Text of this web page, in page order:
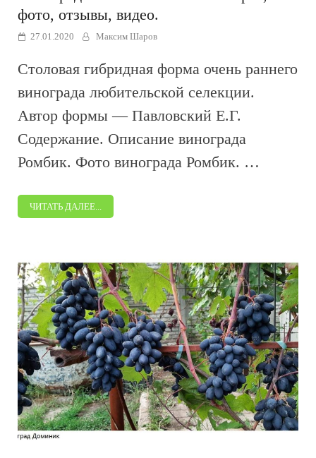
фото, отзывы, видео.
27.01.2020 Максим Шаров
Столовая гибридная форма очень раннего
винограда любительской селекции.
Автор формы — Павловский Е.Г.
Содержание. Описание винограда
Ромбик. Фото винограда Ромбик. …
ЧИТАТЬ ДАЛЕЕ...